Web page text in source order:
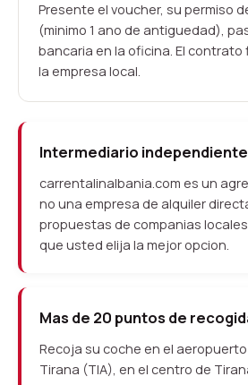
Presente el voucher, su permiso
(minimo 1 ano de antiguedad),
bancaria en la oficina. El contrato
la empresa local.
Intermediario independiente
carrentalinalbania.com es un
no una empresa de alquiler
propuestas de companias
que usted elija la mejor opcion.
Mas de 20 puntos de
Recoja su coche en el
Tirana (TIA), en el centro de